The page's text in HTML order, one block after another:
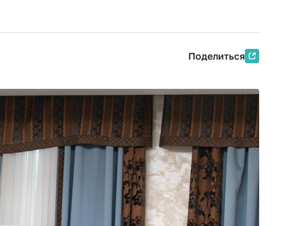
Поделиться